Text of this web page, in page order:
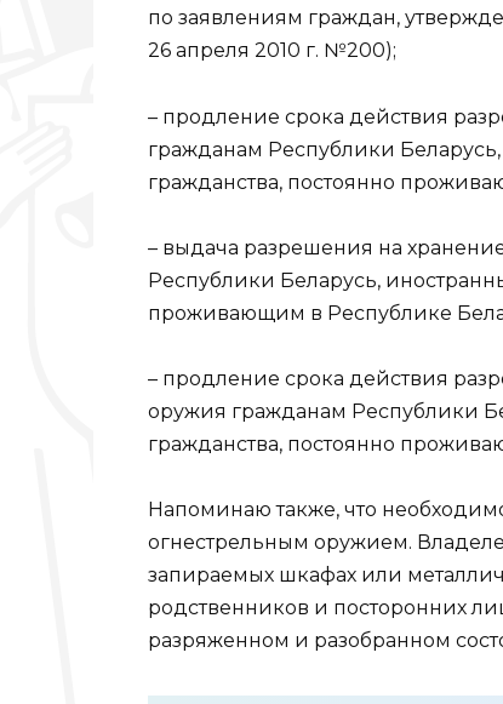
по заявлениям граждан,
26 апреля 2010 г. №200);
– продление срока действия
гражданам Республики
гражданства, постоянно
– выдача разрешения на
Республики Беларусь,
проживающим в Республике
– продление срока действия
оружия гражданам Республики
гражданства, постоянно
Напоминаю также, что
огнестрельным оружием.
запираемых шкафах или
родственников и посторонних
разряженном и разобранном